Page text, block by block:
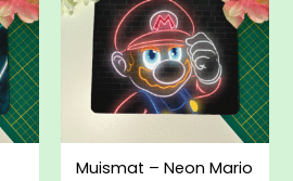
Muismat – Neon Mario